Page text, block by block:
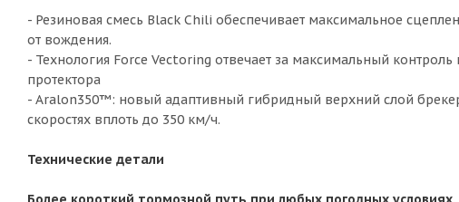
- Резиновая смесь Black Chili обеспечивает максимальное
от вождения.
- Технология Force Vectoring отвечает за максимальный
протектора
- Aralon350™: новый адаптивный гибридный верхний слой
скоростях вплоть до 350 км/ч.
Технические детали